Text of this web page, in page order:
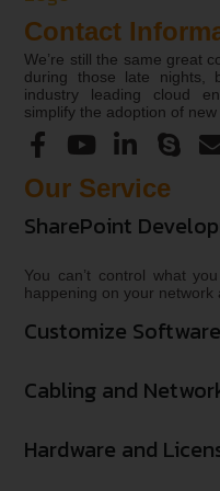
Contact
We’re still the same great
during those late nights,
industry leading cloud
simplify the adoption of
Our Service
SharePoint
You can’t control what
happening on your network
Customize
Cabling and
Hardware and